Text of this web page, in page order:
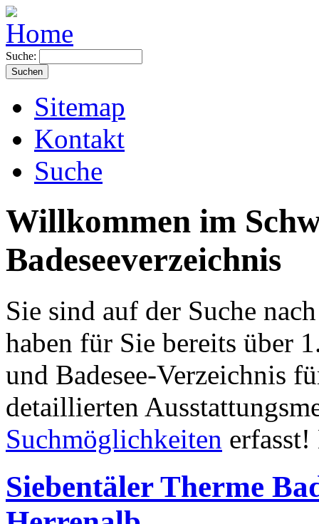
Suche:
Sitemap
Kontakt
Suche
Willkommen im
Badeseeverzeichnis
Sie sind auf der Suche
haben für Sie bereits über
und Badesee-Verzeichnis
detaillierten
Suchmöglichkeiten
Siebentäler Therme